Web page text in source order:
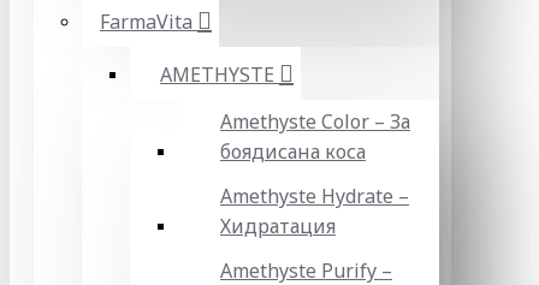
FarmaVita
AMETHYSTE
Amethyste Color – За
боядисана коса
Amethyste Hydrate –
Хидратация
Amethyste Purify –